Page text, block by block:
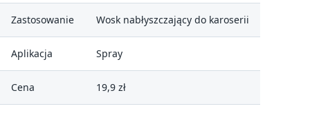
Zastosowanie Wosk nabłyszczający do karoserii
Aplikacja Spray
Cena 19,9 zł